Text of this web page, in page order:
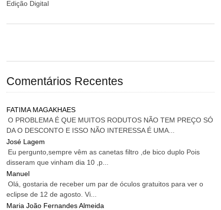
Edição Digital
Comentários Recentes
FATIMA MAGAKHAES
O PROBLEMA É QUE MUITOS RODUTOS NÃO TEM PREÇO SÓ
DA O DESCONTO E ISSO NÃO INTERESSA É UMA...
José Lagem
Eu pergunto,sempre vêm as canetas filtro ,de bico duplo Pois
disseram que vinham dia 10 ,p...
Manuel
Olá, gostaria de receber um par de óculos gratuitos para ver o
eclipse de 12 de agosto. Vi...
Maria João Fernandes Almeida